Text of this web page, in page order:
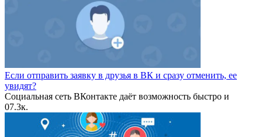
Если отправить заявку в друзья в ВК и сразу отменить, ее
увидят?
Социальная сеть ВКонтакте даёт возможность быстро и
07.3к.